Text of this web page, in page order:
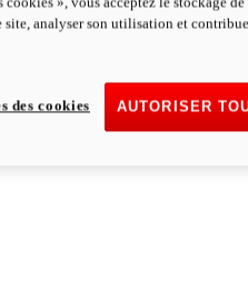
analyser son utilisation et
AUTORISER
des cookies